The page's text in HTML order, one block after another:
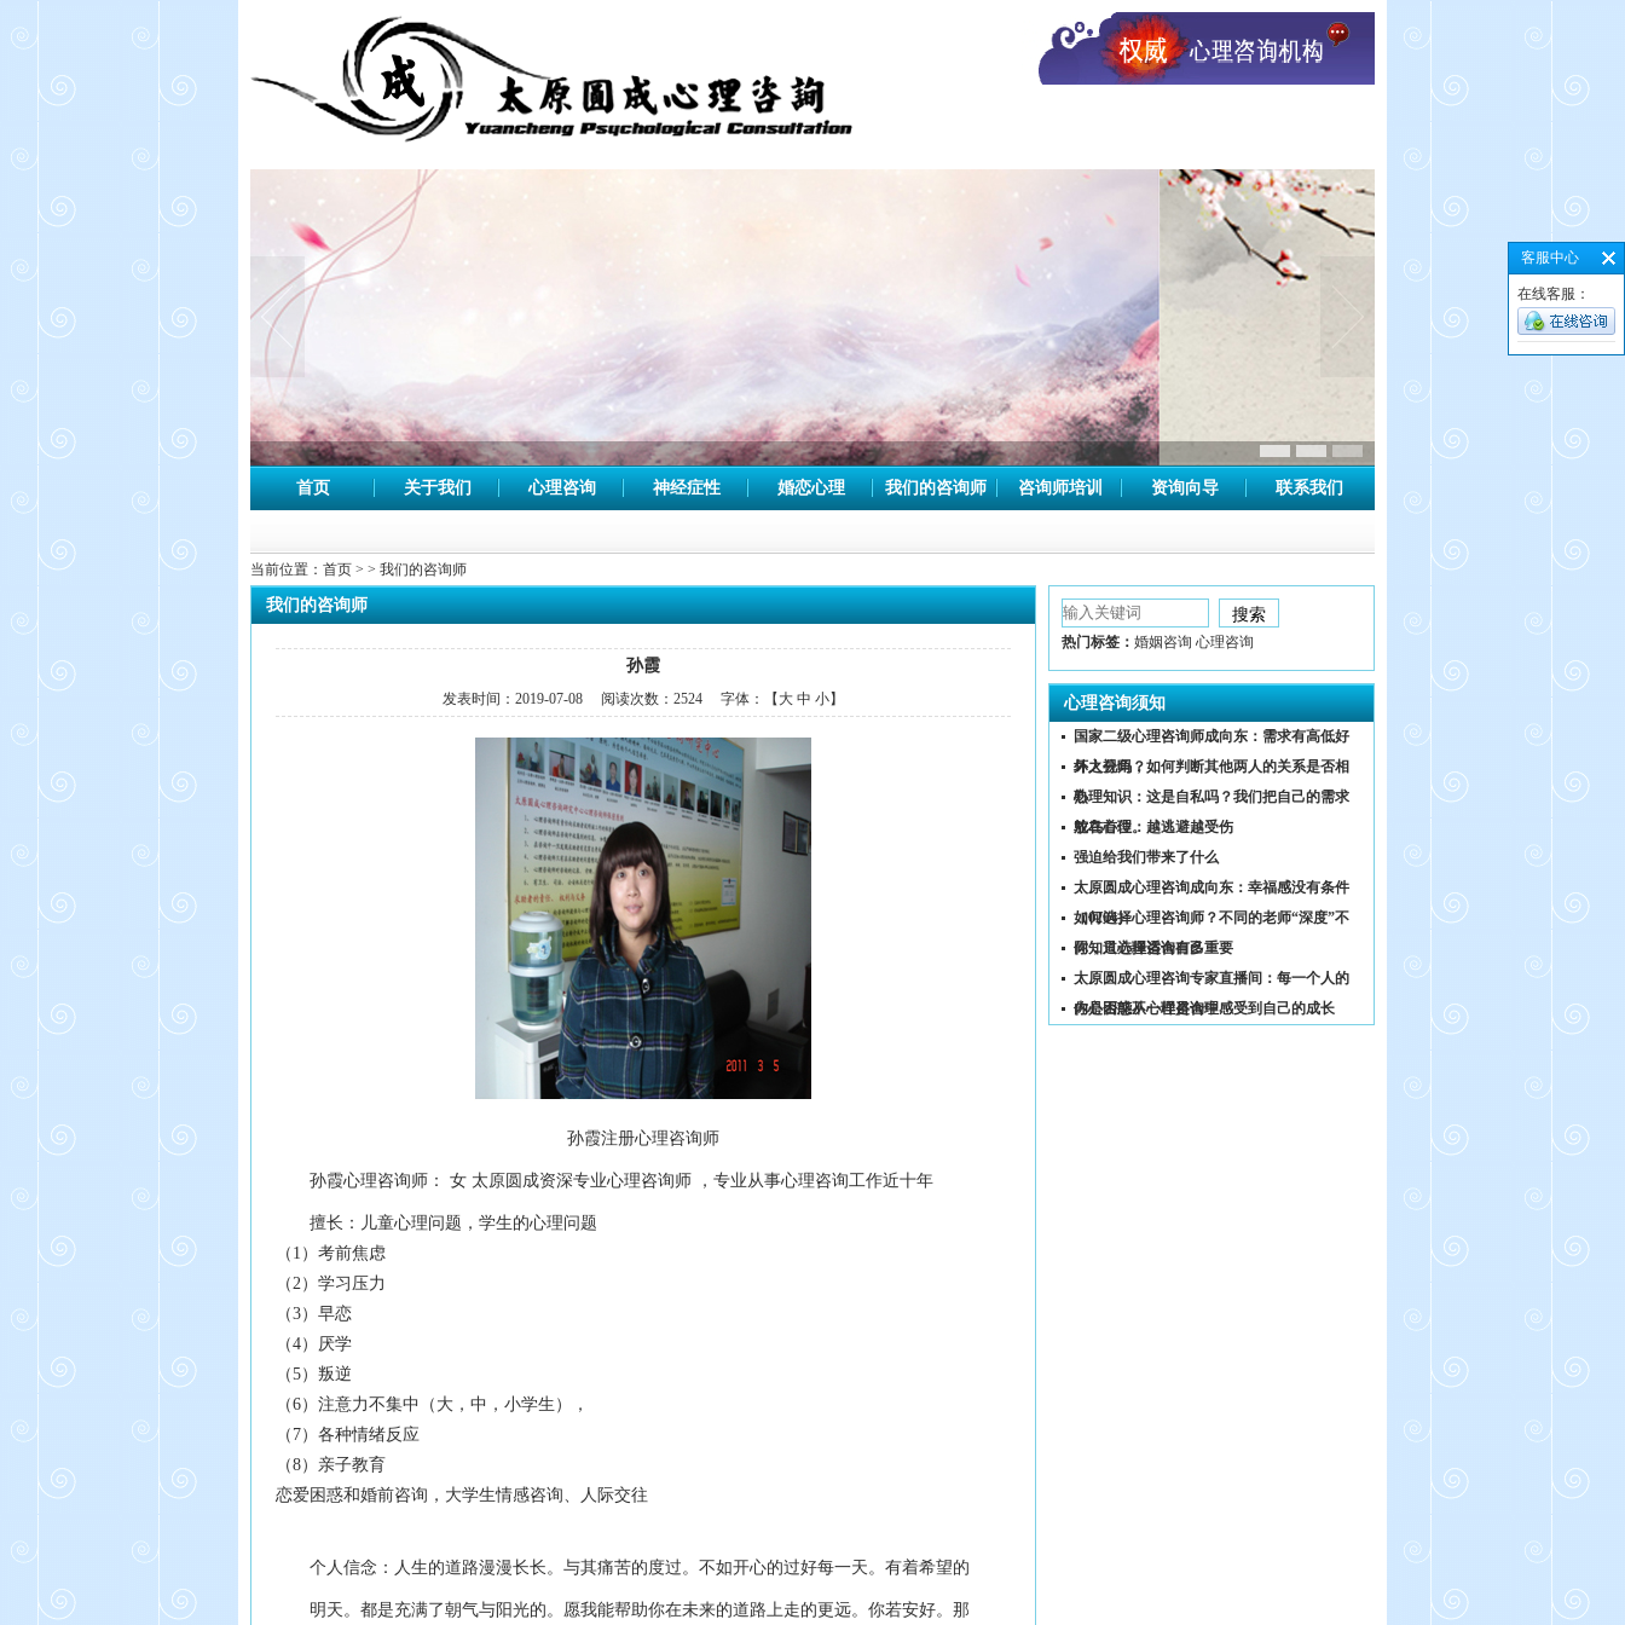
首页 关于我们 心理咨询 神经症性 婚恋心理 我们的咨询师 咨询师培训 资询向导 联系我们
当前位置： 首页 > > 我们的咨询师
热门标签： 婚姻咨询 心理咨询
心理咨询须知
国家二级心理咨询师成向东：需求有高低好
坏之分吗？
外人视角，如何判断其他两人的关系是否相
熟
心理知识：这是自私吗？我们把自己的需求
放在首位。
鸵鸟心理：越逃避越受伤
强迫给我们带来了什么
太原圆成心理咨询成向东：幸福感没有条件
（0204）
如何选择心理咨询师？不同的老师“深度”不
同，只选择适合自己
你知道心理咨询有多重要
太原圆成心理咨询专家直播间：每一个人的
内心困惑不一样是合理
你是否能从心理咨询中感受到自己的成长
我们的咨询师
孙霞
发表时间： 2019-07-08 阅读次数： 2524 字体：【 大 中 小】
孙霞注册心理咨询师
孙霞心理咨询师： 女 太原圆成资深专业心理咨询师 ，专业从事心理咨询工作近十年
擅长：儿童心理问题，学生的心理问题
（1）考前焦虑
（2）学习压力
（3）早恋
（4）厌学
（5）叛逆
（6）注意力不集中（大，中，小学生），
（7）各种情绪反应
（8）亲子教育
恋爱困惑和婚前咨询，大学生情感咨询、人际交往
个人信念：人生的道路漫漫长长。与其痛苦的度过。不如开心的过好每一天。有着希望的
明天。都是充满了朝气与阳光的。愿我能帮助你在未来的道路上走的更远。你若安好。那
客服中心
在线客服：